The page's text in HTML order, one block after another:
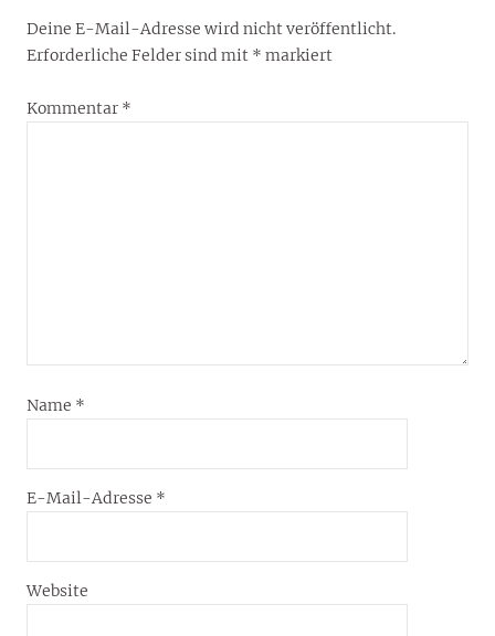
Deine E-Mail-Adresse wird nicht veröffentlicht.
Erforderliche Felder sind mit * markiert
Kommentar *
Name *
E-Mail-Adresse *
Website